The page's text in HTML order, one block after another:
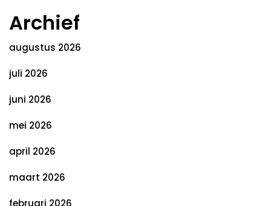
Archief
augustus 2026
juli 2026
juni 2026
mei 2026
april 2026
maart 2026
februari 2026